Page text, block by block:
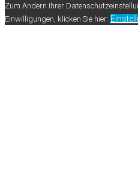
Zum Ändern Ihrer
Einwilligungen, klicken Sie hier: